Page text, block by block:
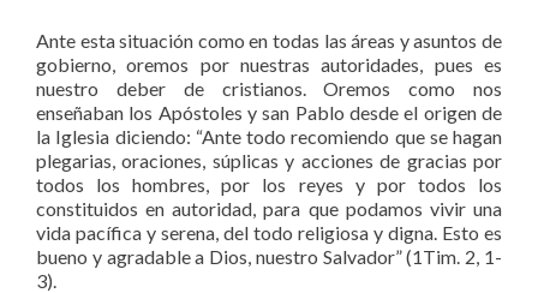
Ante esta situación como en todas las áreas y asuntos de
gobierno, oremos por nuestras autoridades, pues es
nuestro deber de cristianos. Oremos como nos
enseñaban los Apóstoles y san Pablo desde el origen de
la Iglesia diciendo: “Ante todo recomiendo que se hagan
plegarias, oraciones, súplicas y acciones de gracias por
todos los hombres, por los reyes y por todos los
constituidos en autoridad, para que podamos vivir una
vida pacífica y serena, del todo religiosa y digna. Esto es
bueno y agradable a Dios, nuestro Salvador” (1Tim. 2, 1-
3).